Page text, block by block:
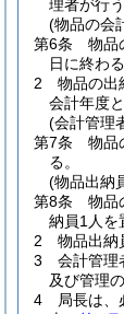
理者が行う
(物品の会
第6条
物品
日に終わ
2
物品の出
会計年度と
(会計管理
第7条
物品
る。
(物品出納
第8条
物品
納員1人を
2
物品出納
3
会計管理
及び管理
4
局長は